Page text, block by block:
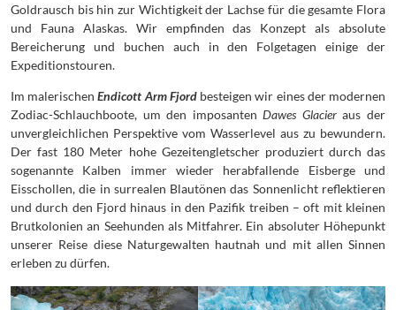
Goldrausch bis hin zur Wichtigkeit der Lachse für die gesamte Flora
und Fauna Alaskas. Wir empfinden das Konzept als absolute
Bereicherung und buchen auch in den Folgetagen einige der
Expeditionstouren.
Im malerischenEndicott Arm Fjordbesteigen wir eines der modernen
Zodiac-Schlauchboote, um den imposantenDawes Glacieraus der
unvergleichlichen Perspektive vom Wasserlevel aus zu bewundern.
Der fast 180 Meter hohe Gezeitengletscher produziert durch das
sogenannte Kalben immer wieder herabfallende Eisberge und
Eisschollen, die in surrealen Blautönen das Sonnenlicht reflektieren
und durch den Fjord hinaus in den Pazifik treiben – oft mit kleinen
Brutkolonien an Seehunden als Mitfahrer. Ein absoluter Höhepunkt
unserer Reise diese Naturgewalten hautnah und mit allen Sinnen
erleben zu dürfen.